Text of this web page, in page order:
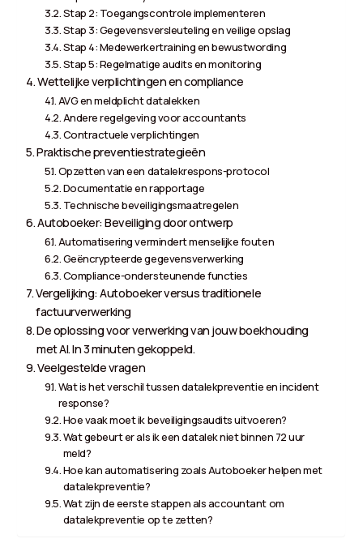
Stap 2: Toegangscontrole implementeren
Stap 3: Gegevensversleuteling en veilige opslag
Stap 4: Medewerkertraining en bewustwording
Stap 5: Regelmatige audits en monitoring
Wettelijke verplichtingen en compliance
AVG en meldplicht datalekken
Andere regelgeving voor accountants
Contractuele verplichtingen
Praktische preventiestrategieën
Opzetten van een datalekrespons-protocol
Documentatie en rapportage
Technische beveiligingsmaatregelen
Autoboeker: Beveiliging door ontwerp
Automatisering vermindert menselijke fouten
Geëncrypteerde gegevensverwerking
Compliance-ondersteunende functies
Vergelijking: Autoboeker versus traditionele
factuurverwerking
De oplossing voor verwerking van jouw boekhouding
met AI. In 3 minuten gekoppeld.
Veelgestelde vragen
Wat is het verschil tussen datalekpreventie en incident
response?
Hoe vaak moet ik beveiligingsaudits uitvoeren?
Wat gebeurt er als ik een datalek niet binnen 72 uur
meld?
Hoe kan automatisering zoals Autoboeker helpen met
datalekpreventie?
Wat zijn de eerste stappen als accountant om
datalekpreventie op te zetten?